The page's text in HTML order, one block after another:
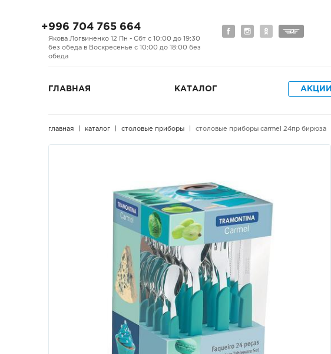
+996 704 765 664
Якова Логвиненко 12 Пн - Сбт с 10:00 до 19:30
без обеда в Воскресенье с 10:00 до 18:00 без
обеда
ГЛАВНАЯ КАТАЛОГ АКЦИИ
главная каталог столовые приборы столовые приборы carmel 24пр бирюза